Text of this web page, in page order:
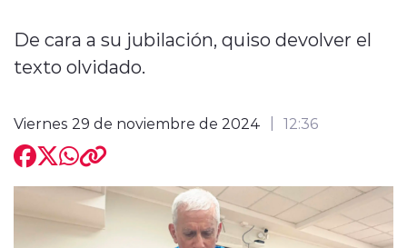
Entrevistas
modo claro
De cara a su jubilación, quiso devolver el
texto olvidado.
Viernes 29 de noviembre de 2024 12:36